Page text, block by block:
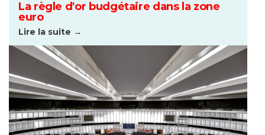
La règle d'or budgétaire dans la zone
euro
Lire la suite →